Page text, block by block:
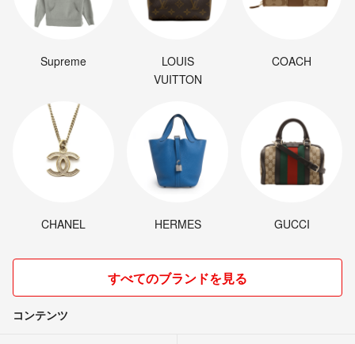
Supreme
LOUIS
VUITTON
COACH
CHANEL HERMES GUCCI
すべてのブランドを見る
コンテンツ